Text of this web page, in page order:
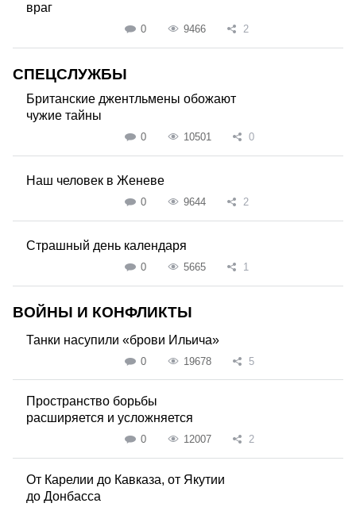
враг
0 9466 2
СПЕЦСЛУЖБЫ
Британские джентльмены обожают
чужие тайны
0 10501 0
Наш человек в Женеве
0 9644 2
Страшный день календаря
0 5665 1
ВОЙНЫ И КОНФЛИКТЫ
Танки насупили «брови Ильича»
0 19678 5
Пространство борьбы
расширяется и усложняется
0 12007 2
От Карелии до Кавказа, от Якутии
до Донбасса